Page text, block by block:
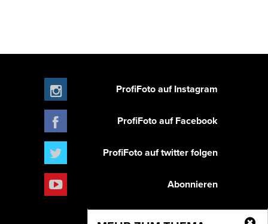
ProfiFoto auf Instagram
ProfiFoto auf Facebook
ProfiFoto auf twitter folgen
Abonnieren